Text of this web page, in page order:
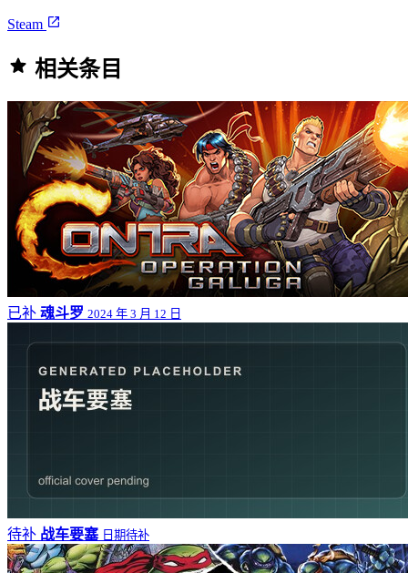
Steam
相关条目
已补 魂斗罗 2024 年 3 月 12 日
待补 战车要塞 日期待补